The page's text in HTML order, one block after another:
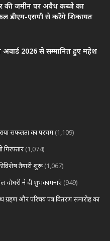
की जमीन पर अवैध कब्जे का
डीएम-एसपी से करेंगे शिकायत
2026 से सम्मानित हुए महेश
सफलता का परचम (1,109)
(1,074)
तैयारी शुरू (1,067)
चौधरी ने दी शुभकामनाएं (949)
और परिचय पत्र वितरण समारोह का